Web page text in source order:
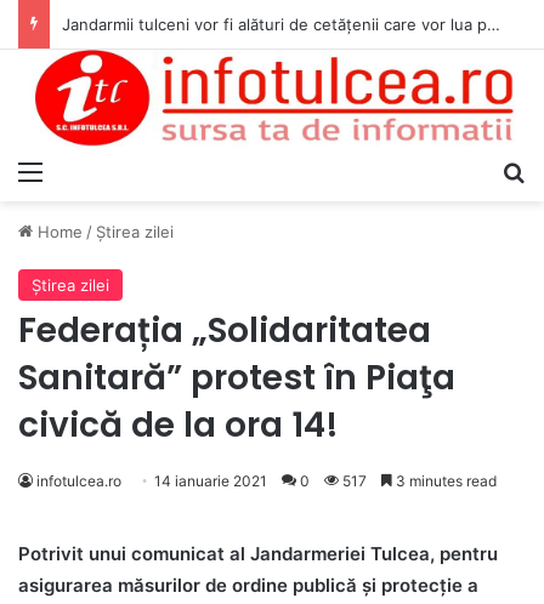
Jandarmii tulceni vor fi alături de cetățenii care vor lua parte la Festivalul Folk Țestos
Home / Ştirea zilei
Ştirea zilei
Federația „Solidaritatea
Sanitară” protest în Piaţa
civică de la ora 14!
infotulcea.ro 14 ianuarie 2021 0 517 3 minutes read
Potrivit unui comunicat al Jandarmeriei Tulcea, pentru
asigurarea măsurilor de ordine publică şi protecţie a